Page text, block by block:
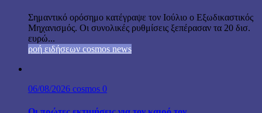
Σημαντικό ορόσημο κατέγραψε τον Ιούλιο ο Εξωδικαστικός
Μηχανισμός. Οι συνολικές ρυθμίσεις ξεπέρασαν τα 20 δισ.
ευρώ...
ροή ειδήσεων cosmos news
06/08/2026 cosmos 0